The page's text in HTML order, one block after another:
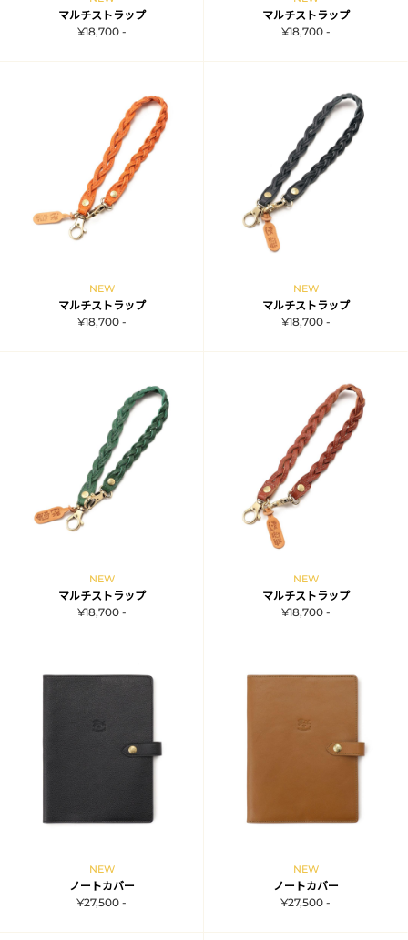
マルチストラップ
¥18,700 -
マルチストラップ
¥18,700 -
NEW
マルチストラップ
¥18,700 -
NEW
マルチストラップ
¥18,700 -
NEW
マルチストラップ
¥18,700 -
NEW
マルチストラップ
¥18,700 -
NEW
ノートカバー
¥27,500 -
NEW
ノートカバー
¥27,500 -